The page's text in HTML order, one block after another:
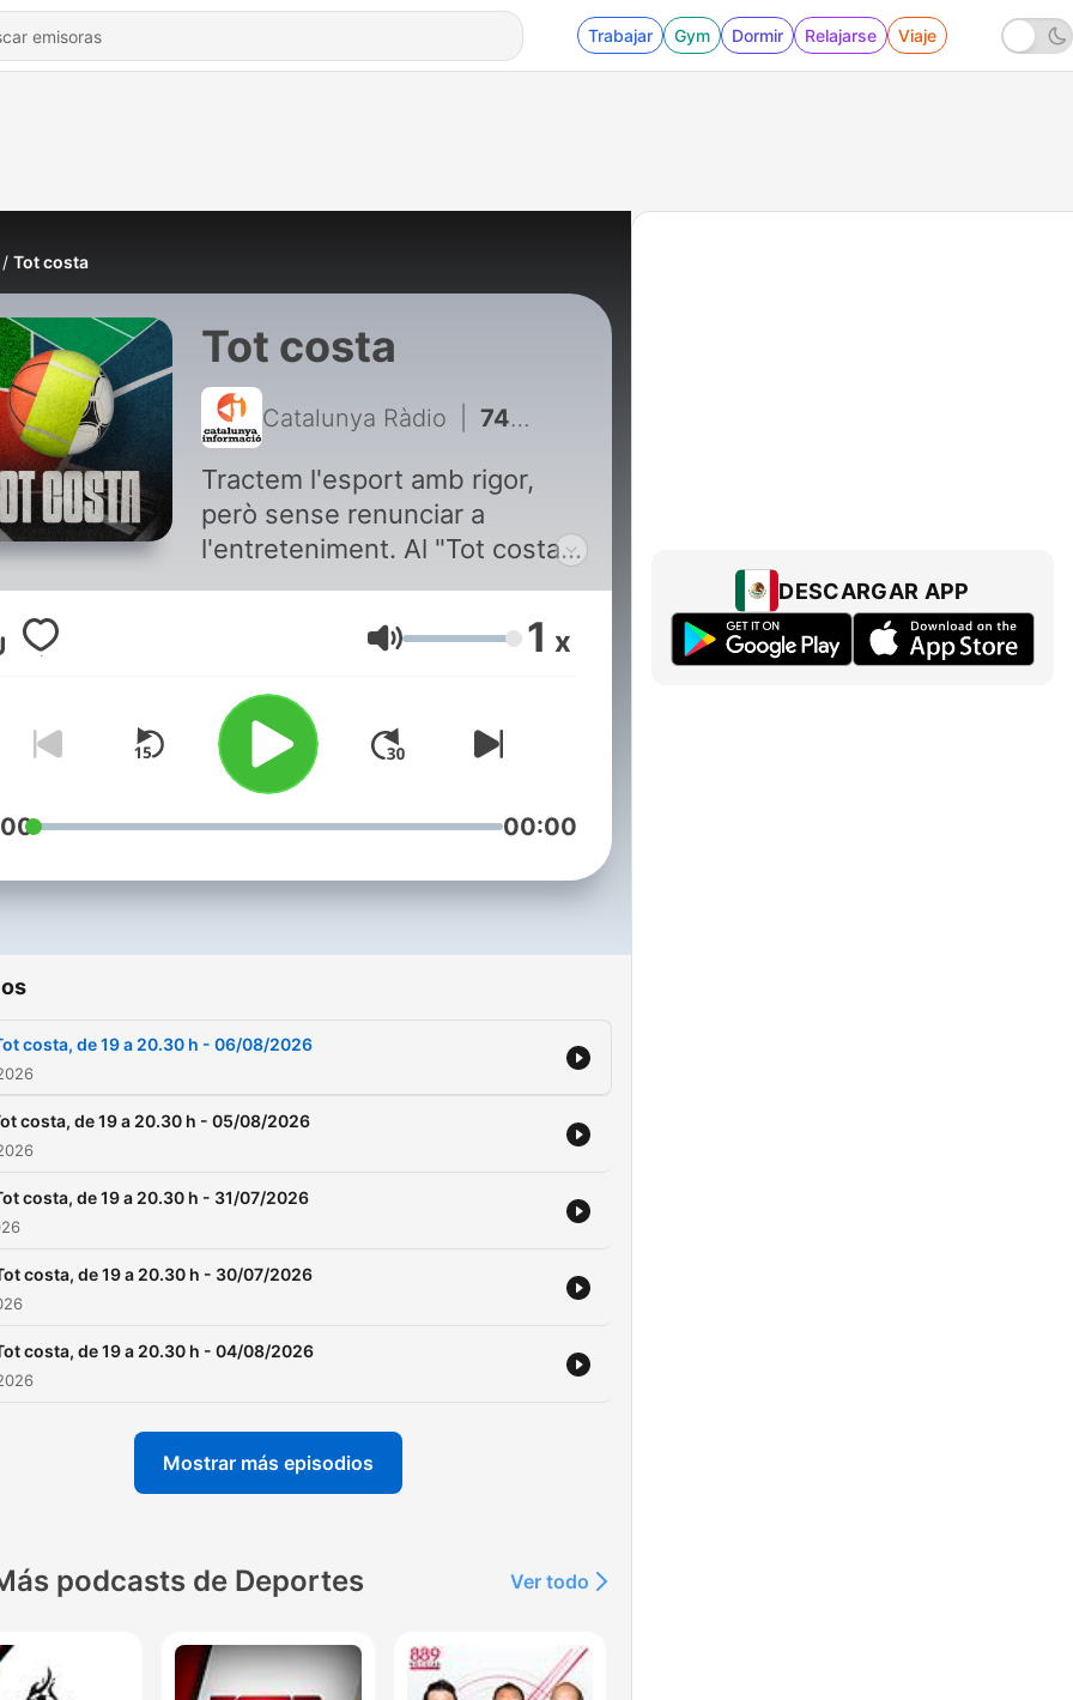
Trabajar Gym Dormir Relajarse Viaje
Tot costa
Tot costa
Catalunya Ràdio 7408 - Tot costa, de 19 a 20.30 h - 06/08/2026
Tractem l'esport amb rigor,
però sense renunciar a
l'entreteniment. Al "Tot costa",
et fem la vida una mica més
Volumen 1 x
00:00
costa, de 19 a 20.30 h - 06/08/2026
costa, de 19 a 20.30 h - 05/08/2026
costa, de 19 a 20.30 h - 31/07/2026
costa, de 19 a 20.30 h - 30/07/2026
costa, de 19 a 20.30 h - 04/08/2026
Mostrar más episodios
podcasts de Deportes Ver todo
DESCARGAR APP